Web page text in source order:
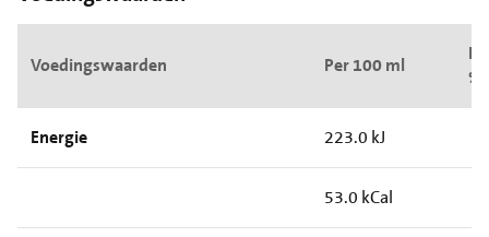
Voedingswaarden Per 100 ml
Energie 223.0 kJ
53.0 kCal